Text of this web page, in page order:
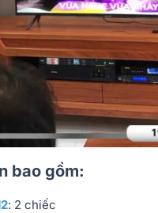
bao gồm:
: 2 chiếc